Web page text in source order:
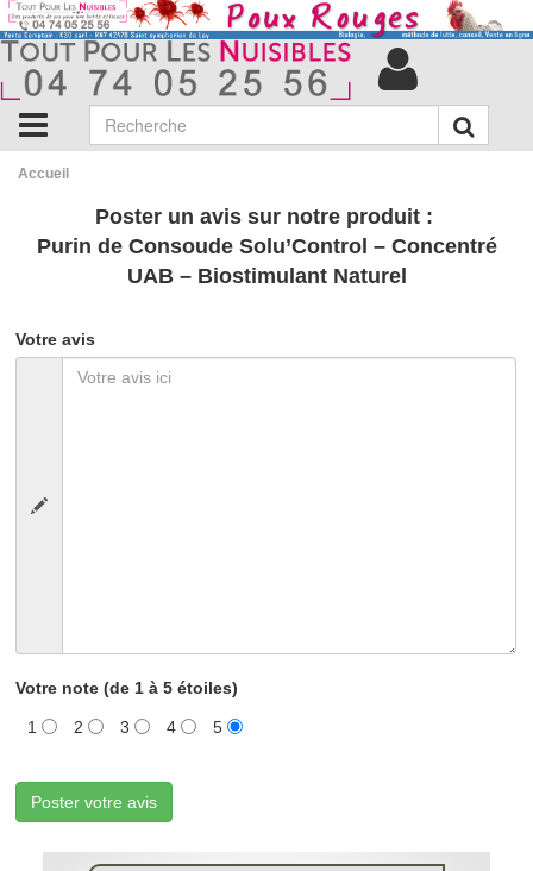
Accueil
Poster un avis sur notre produit :
Purin de Consoude Solu’Control – Concentré
UAB – Biostimulant Naturel
Votre avis
Votre note (de 1 à 5 étoiles)
1 2 3 4 5
Poster votre avis